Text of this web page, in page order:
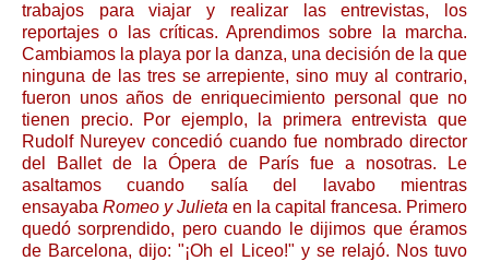
trabajos para viajar y realizar las entrevistas, los
reportajes o las críticas. Aprendimos sobre la marcha.
Cambiamos la playa por la danza, una decisión de la que
ninguna de las tres se arrepiente, sino muy al contrario,
fueron unos años de enriquecimiento personal que no
tienen precio. Por ejemplo, la primera entrevista que
Rudolf Nureyev concedió cuando fue nombrado director
del Ballet de la Ópera de París fue a nosotras. Le
asaltamos cuando salía del lavabo mientras
ensayaba Romeo y Julieta en la capital francesa. Primero
quedó sorprendido, pero cuando le dijimos que éramos
de Barcelona, dijo: "¡Oh el Liceo!" y se relajó. Nos tuvo